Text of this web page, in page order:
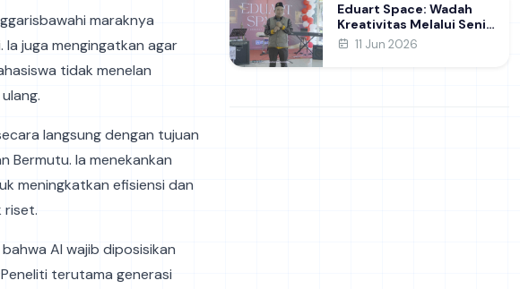
maraknya
juga mengingatkan agar
tidak menelan
langsung dengan tujuan
Bermutu. Ia menekankan
meningkatkan efisiensi dan
riset.
AI wajib diposisikan
terutama generasi
Eduart Space: Wadah
Kreativitas Melalui Seni
dan Prakarya
11 Jun 2026